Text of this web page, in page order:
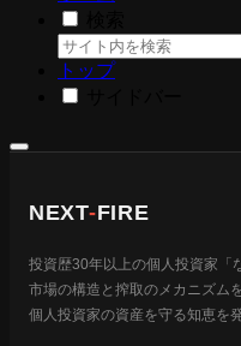
トップ
NEXT-FIRE
投資歴30年以上の個人投資家「
市場の構造と搾取のメカニズム
個人投資家の資産を守る知恵を